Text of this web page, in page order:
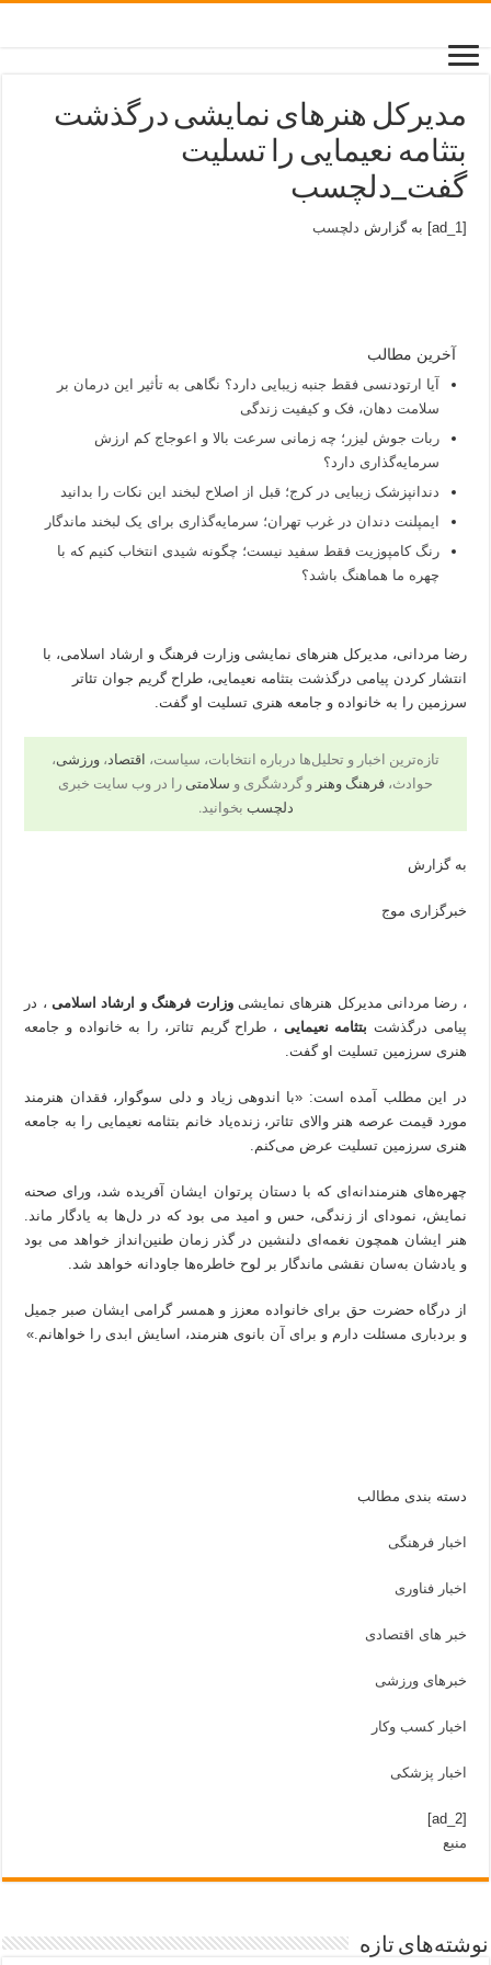
مدیرکل هنرهای نمایشی درگذشت
بتثامه نعیمایی را تسلیت
گفت_دلچسب
[ad_1] به گزارش دلچسب
آخرین مطالب
آیا ارتودنسی فقط جنبه زیبایی دارد؟ نگاهی به تأثیر این درمان بر
سلامت دهان، فک و کیفیت زندگی
ربات جوش لیزر؛ چه زمانی سرعت بالا و اعوجاج کم ارزش
سرمایه‌گذاری دارد؟
دندانپزشک زیبایی در کرج؛ قبل از اصلاح لبخند این نکات را بدانید
ایمپلنت دندان در غرب تهران؛ سرمایه‌گذاری برای یک لبخند ماندگار
رنگ کامپوزیت فقط سفید نیست؛ چگونه شیدی انتخاب کنیم که با
چهره ما هماهنگ باشد؟
رضا مردانی، مدیرکل هنرهای نمایشی وزارت فرهنگ و ارشاد اسلامی، با
انتشار کردن پیامی درگذشت بتثامه نعیمایی، طراح گریم جوان تئاتر
سرزمین را به خانواده و جامعه هنری تسلیت او گفت.
تازه‌ترین اخبار و تحلیل‌ها درباره انتخابات، سیاست، اقتصاد، ورزشی،
حوادث، فرهنگ وهنر و گردشگری و سلامتی را در وب سایت خبری
دلچسب بخوانید.
به گزارش
خبرگزاری موج
، رضا مردانی مدیرکل هنرهای نمایشیوزارت فرهنگ و ارشاد اسلامی، در
پیامی درگذشت بتثامه نعیمایی ، طراح گریم تئاتر، را به خانواده و جامعه
هنری سرزمین تسلیت او گفت.
در این مطلب آمده است: «با اندوهی زیاد و دلی سوگوار، فقدان هنرمند
مورد قیمت عرصه هنر والای تئاتر، زنده‌یاد خانم بتثامه نعیمایی را به جامعه
هنری سرزمین تسلیت عرض می‌کنم.
چهره‌های هنرمندانه‌ای که با دستان پرتوان ایشان آفریده شد، ورای صحنه
نمایش، نمود‌ای از زندگی، حس و امید می بود که در دل‌ها به یادگار ماند.
هنر ایشان همچون نغمه‌ای دلنشین در گذر زمان طنین‌انداز خواهد می بود
و یادشان به‌سان نقشی ماندگار بر لوح خاطره‌ها جاودانه خواهد شد.
از درگاه حضرت حق برای خانواده معزز و همسر گرامی ایشان صبر جمیل
و بردباری مسئلت دارم و برای آن بانوی هنرمند، اسایش ابدی را خواهانم.»
دسته بندی مطالب
اخبار فرهنگی
اخبار فناوری
خبر های اقتصادی
خبرهای ورزشی
اخبار کسب وکار
اخبار پزشکی
[ad_2]
منبع
نوشته‌های تازه